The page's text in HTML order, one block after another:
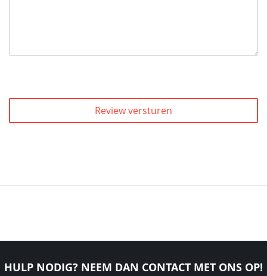
Review versturen
HULP NODIG? NEEM DAN CONTACT MET ONS OP!